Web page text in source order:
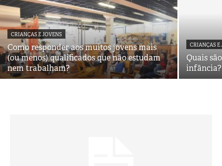
CRIANÇAS E JOVENS
Como responder aos muitos jovens mais
(ou menos) qualificados que não estudam
nem trabalham?
CRIANÇAS E
Quais
infância?